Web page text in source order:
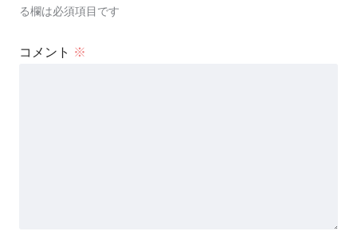
る欄は必須項目です
コメント ※